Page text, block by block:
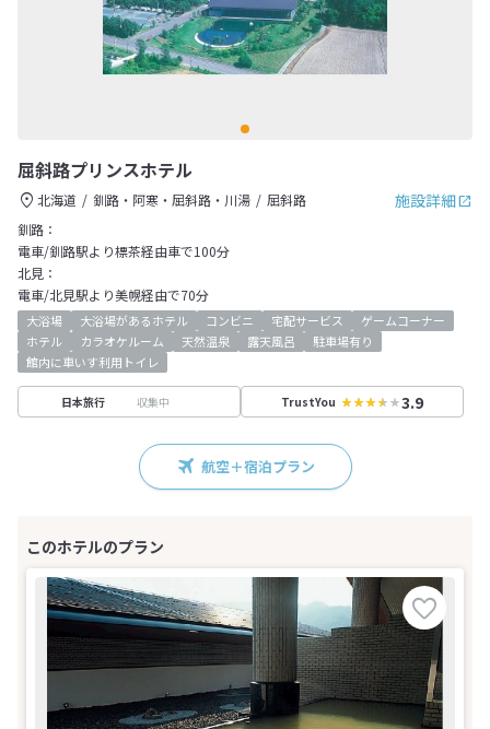
屈斜路プリンスホテル
施設詳細
北海道 釧路・阿寒・屈斜路・川湯
屈斜路
釧路：
電車/釧路駅より標茶経由車で100分
北見：
電車/北見駅より美幌経由で70分
大浴場 大浴場があるホテル コンビニ 宅配サービス
ゲームコーナー
ホテル
カラオケルーム 天然温泉 露天風呂
駐車場有り
館内に車いす利用トイレ
日本旅行 収集中 TrustYou 3.9
航空＋宿泊プラン